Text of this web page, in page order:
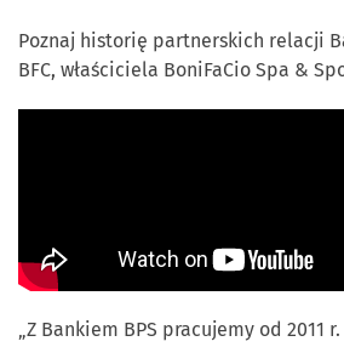
Poznaj historię partnerskich relacji
BFC, właściciela BoniFaCio Spa &
„Z Bankiem BPS pracujemy od 2011